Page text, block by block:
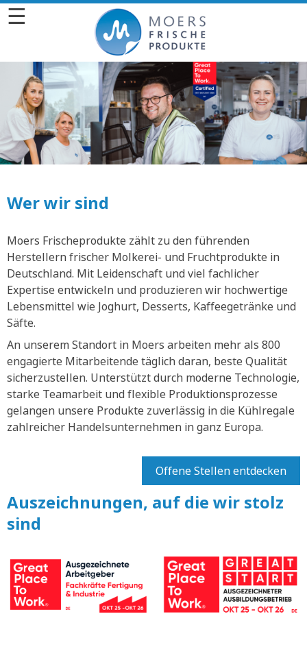
☰
Wer wir sind
Moers Frischeprodukte zählt zu den führenden
Herstellern frischer Molkerei- und Fruchtprodukte in
Deutschland. Mit Leidenschaft und viel fachlicher
Expertise entwickeln und produzieren wir hochwertige
Lebensmittel wie Joghurt, Desserts, Kaffeegetränke und
Säfte.
An unserem Standort in Moers arbeiten mehr als 800
engagierte Mitarbeitende täglich daran, beste Qualität
sicherzustellen. Unterstützt durch moderne Technologie,
starke Teamarbeit und flexible Produktionsprozesse
gelangen unsere Produkte zuverlässig in die Kühlregale
zahlreicher Handelsunternehmen in ganz Europa.
Offene Stellen entdecken
Auszeichnungen, auf die wir stolz
sind